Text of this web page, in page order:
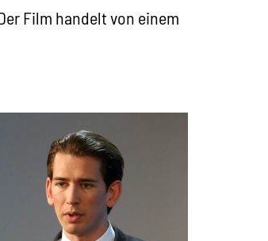
Film handelt von einem